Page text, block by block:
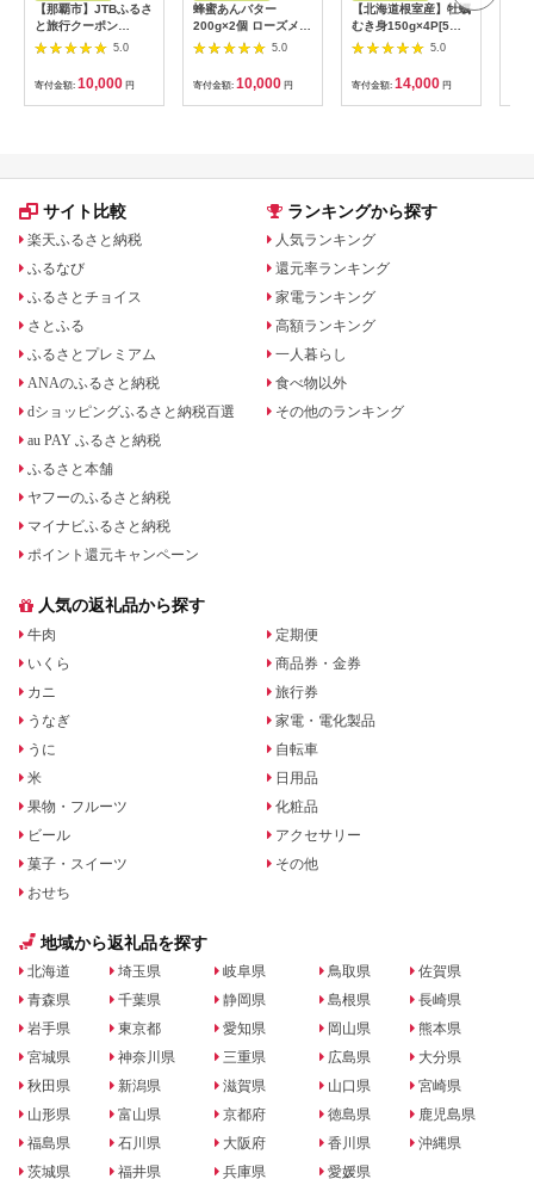
【那覇市】JTBふるさ
と旅行クーポン
（3,000円分）有効期
間3年（Eメール発
行）｜旅行 トラベル
予約 国内旅行 JTB 宿
泊 観光 体験 旅行券
人気 おすすめ 旅行ク
ン ネット予約 電話 有
5.0
寄付金額: 10,000 円
蜂蜜あんバター
200g×2個 ローズメイ
[あんバター はちみ
つ 発酵バター あん
こ 水あめ不使用 秋
田県 大仙市]
5.0
寄付金額: 10,000 円
【北海道根室産】牡蠣
むき身150g×4P[5月
下旬以降発送] A-
5.0
寄付金額: 14,000 円
サイト比較
楽天ふるさと納税
ふるなび
ふるさとチョイス
さとふる
ふるさとプレミアム
ANAのふるさと納税
dショッピングふるさと納税百選
au PAY ふるさと納税
ふるさと本舗
ヤフーのふるさと納税
マイナビふるさと納税
ポイント還元キャンペーン
ランキングから探す
人気ランキング
還元率ランキング
家電ランキング
高額ランキング
一人暮らし
食べ物以外
その他のランキング
人気の返礼品から探す
牛肉
いくら
カニ
うなぎ
うに
米
果物・フルーツ
ビール
菓子・スイーツ
おせち
定期便
商品券・金券
旅行券
家電・電化製品
自転車
日用品
化粧品
アクセサリー
その他
地域から返礼品を探す
北海道
青森県
岩手県
宮城県
秋田県
山形県
福島県
茨城県
埼玉県
千葉県
東京都
神奈川県
新潟県
富山県
石川県
福井県
岐阜県
静岡県
愛知県
三重県
滋賀県
京都府
大阪府
兵庫県
鳥取県
島根県
岡山県
広島県
山口県
徳島県
香川県
愛媛県
佐賀県
長崎県
熊本県
大分県
宮崎県
鹿児島県
沖縄県